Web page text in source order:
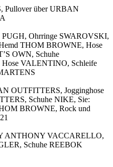
Pullover über URBAN
Ohrringe SWAROVSKI,
THOM BROWNE, Hose
OWN, Schuhe
VALENTINO, Schleife
OUTFITTERS, Jogginghose
Schuhe NIKE, Sie:
BROWNE, Rock und
ANTHONY VACCARELLO,
Schuhe REEBOK